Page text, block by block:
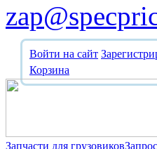
Войти на сайт
Корзина
Запчасти для грузовиков